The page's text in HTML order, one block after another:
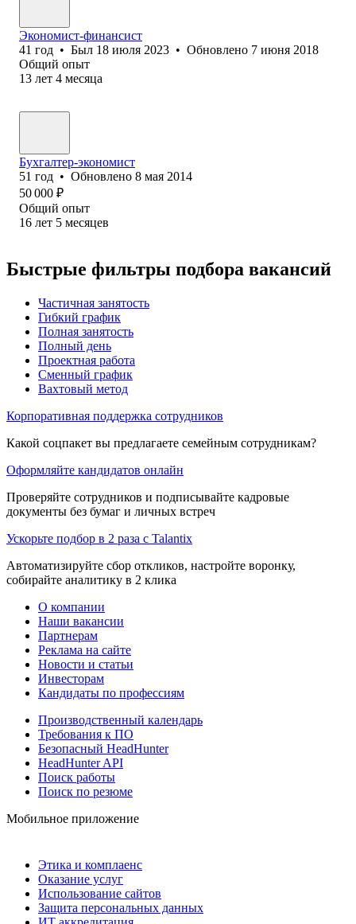
Экономист-финансист
41 год • Был 18 июля 2023 • Обновлено 7 июня 2018
Общий опыт
13 лет 4 месяца
Бухгалтер-экономист
51 год • Обновлено 8 мая 2014
50 000 ₽
Общий опыт
16 лет 5 месяцев
Быстрые фильтры подбора вакансий
Частичная занятость
Гибкий график
Полная занятость
Полный день
Проектная работа
Сменный график
Вахтовый метод
Корпоративная поддержка сотрудников
Какой соцпакет вы предлагаете семейным сотрудникам?
Оформляйте кандидатов онлайн
Проверяйте сотрудников и подписывайте кадровые
документы без бумаг и личных встреч
Ускорьте подбор в 2 раза с Talantix
Автоматизируйте сбор откликов, настройте воронку,
собирайте аналитику в 2 клика
О компании
Наши вакансии
Партнерам
Реклама на сайте
Новости и статьи
Инвесторам
Кандидаты по профессиям
Производственный календарь
Требования к ПО
Безопасный HeadHunter
HeadHunter API
Поиск работы
Поиск по резюме
Мобильное приложение
Этика и комплаенс
Оказание услуг
Использование сайтов
Защита персональных данных